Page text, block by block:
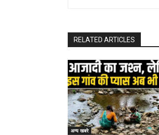
RELATED ARTICLES
अन्य खबरे